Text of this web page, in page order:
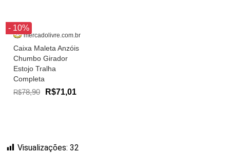
- 10%
mercadolivre.com.br
Caixa Maleta Anzóis
Chumbo Girador
Estojo Tralha
Completa
R$78,90 R$71,01
Visualizações: 32